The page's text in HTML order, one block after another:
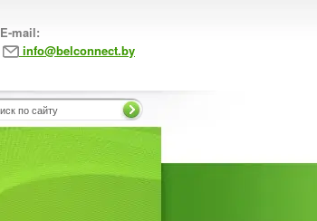
E-mail:
info@belconnect.by